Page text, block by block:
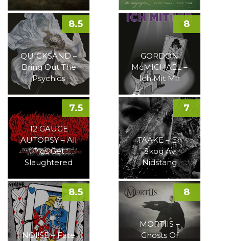
QUICKSAND –
Bring Out The
Psychics
8.5
GORDON
McMICHAEL –
Ich Mit Mir
8
12 GAUGE
AUTOPSY – All
Pigs Get
Slaughtered
7.5
TAAKE – En
Skog Av
Nidstang
7
NOI!SE – Fate
8.5
MORTIIS –
Ghosts Of
8